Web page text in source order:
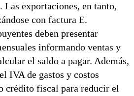
exportaciones, en tanto,
con factura E.
deben presentar
informando ventas y
el saldo a pagar. Además,
IVA de gastos y costos
crédito fiscal para reducir el